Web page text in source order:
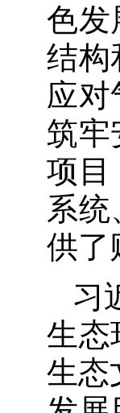
色发
结构
应对
筑牢
项目
系
供了
习
生态
生态